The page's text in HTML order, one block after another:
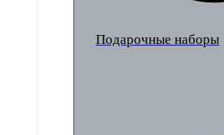
Подарочные наборы